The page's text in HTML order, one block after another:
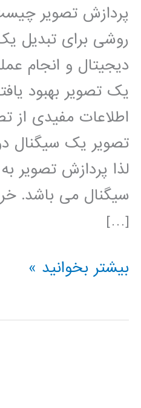
پردازش تصویر
روشی برای تبدیل
دیجیتال و انجام
یک تصویر بهبود
اطلاعات مفیدی از
تصویر یک سیگنال
لذا پردازش تصویر
سیگنال می باشد.
[…]
فیلم
پردازش
بیشتر بخوانید »